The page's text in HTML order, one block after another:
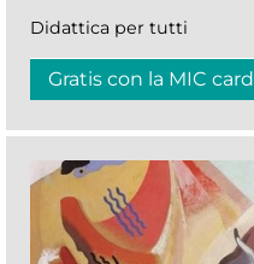
Didattica per tutti
Gratis con la MIC card